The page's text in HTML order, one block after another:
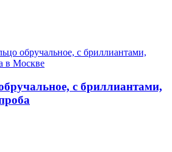
с бриллиантами,